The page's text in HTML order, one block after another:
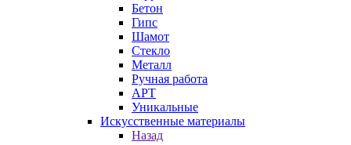
Бетон
Гипс
Шамот
Стекло
Металл
Ручная работа
АРТ
Уникальные
Искусственные материалы
Назад